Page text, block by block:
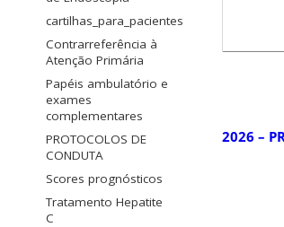
cartilhas_para_pacientes
Contrarreferência à
Atenção Primária
Papéis ambulatório e
exames
complementares
PROTOCOLOS DE
CONDUTA
Scores prognósticos
Tratamento Hepatite
C
2026 –